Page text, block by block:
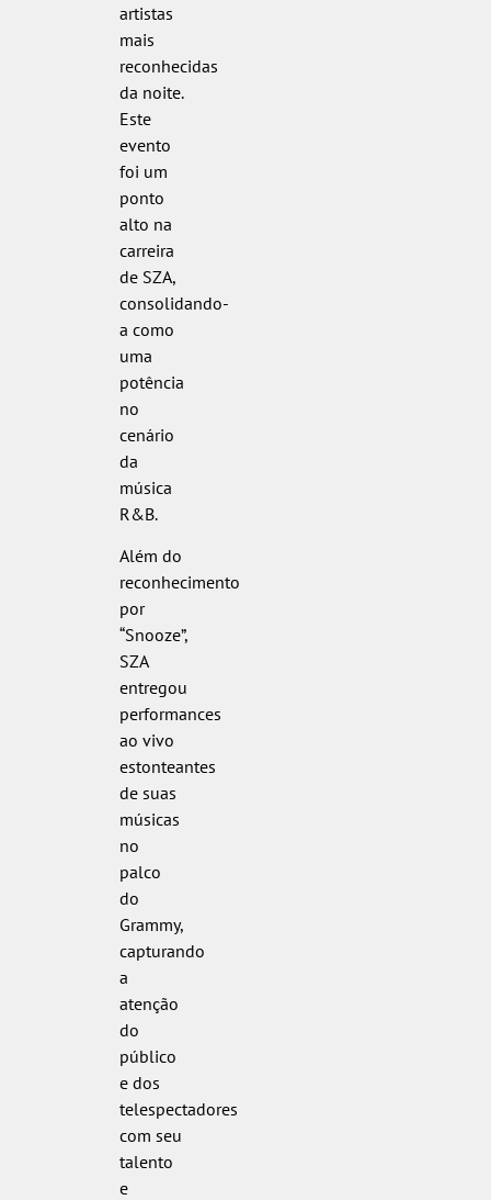
artistas
mais
reconhecidas
da noite.
Este
evento
foi um
ponto
alto na
carreira
de SZA,
consolidando-
a como
uma
potência
no
cenário
da
música
R&B.
Além do
reconhecimento
por
“Snooze”,
SZA
entregou
performances
ao vivo
estonteantes
de suas
músicas
no
palco
do
Grammy,
capturando
a
atenção
do
público
e dos
telespectadores
com seu
talento
e